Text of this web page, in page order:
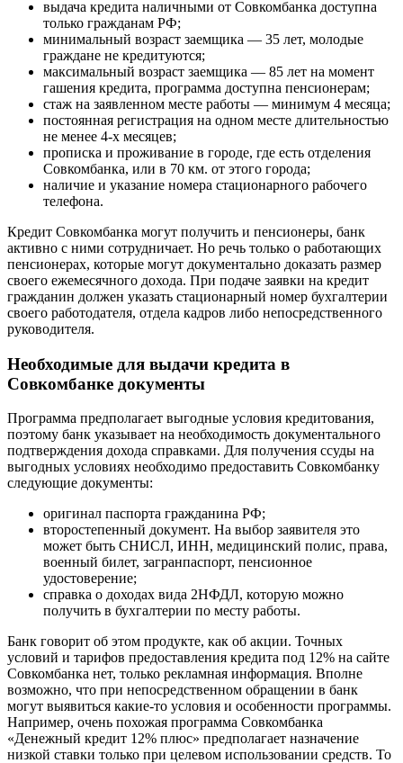
выдача кредита наличными от Совкомбанка доступна
только гражданам РФ;
минимальный возраст заемщика — 35 лет, молодые
граждане не кредитуются;
максимальный возраст заемщика — 85 лет на момент
гашения кредита, программа доступна пенсионерам;
стаж на заявленном месте работы — минимум 4 месяца;
постоянная регистрация на одном месте длительностью
не менее 4-х месяцев;
прописка и проживание в городе, где есть отделения
Совкомбанка, или в 70 км. от этого города;
наличие и указание номера стационарного рабочего
телефона.
Кредит Совкомбанка могут получить и пенсионеры, банк
активно с ними сотрудничает. Но речь только о работающих
пенсионерах, которые могут документально доказать размер
своего ежемесячного дохода. При подаче заявки на кредит
гражданин должен указать стационарный номер бухгалтерии
своего работодателя, отдела кадров либо непосредственного
руководителя.
Необходимые для выдачи кредита в
Совкомбанке документы
Программа предполагает выгодные условия кредитования,
поэтому банк указывает на необходимость документального
подтверждения дохода справками. Для получения ссуды на
выгодных условиях необходимо предоставить Совкомбанку
следующие документы:
оригинал паспорта гражданина РФ;
второстепенный документ. На выбор заявителя это
может быть СНИСЛ, ИНН, медицинский полис, права,
военный билет, загранпаспорт, пенсионное
удостоверение;
справка о доходах вида 2НФДЛ, которую можно
получить в бухгалтерии по месту работы.
Банк говорит об этом продукте, как об акции. Точных
условий и тарифов предоставления кредита под 12% на сайте
Совкомбанка нет, только рекламная информация. Вполне
возможно, что при непосредственном обращении в банк
могут выявиться какие-то условия и особенности программы.
Например, очень похожая программа Совкомбанка
«Денежный кредит 12% плюс» предполагает назначение
низкой ставки только при целевом использовании средств. То